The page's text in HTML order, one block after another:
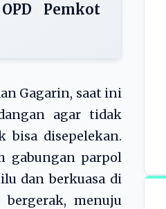
Pemkot
Gagarin, saat ini
agar tidak
bisa disepelekan.
gabungan parpol
dan berkuasa di
menuju